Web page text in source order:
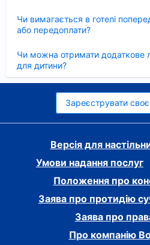
Чи вимагається в готелі
або передоплати?
Чи можна отримати додаткове
для дитини?
Зареєструвати
Версія для
Умови надання послуг
Положення про
Заява про протидію
Заява про
Про компанію